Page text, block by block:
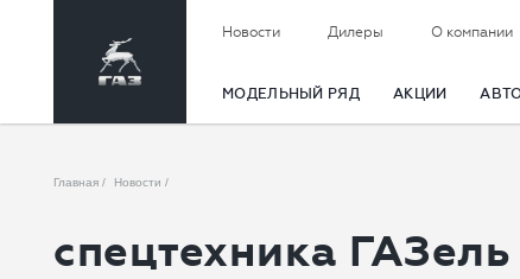
Новости Дилеры О компании
МОДЕЛЬНЫЙ РЯД АКЦИИ
Главная Новости
спецтехника ГАЗель